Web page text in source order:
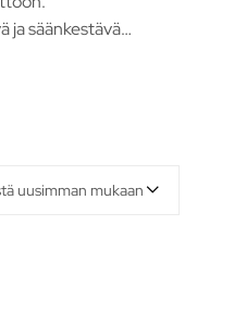
ja säänkestävä
uusimman mukaan